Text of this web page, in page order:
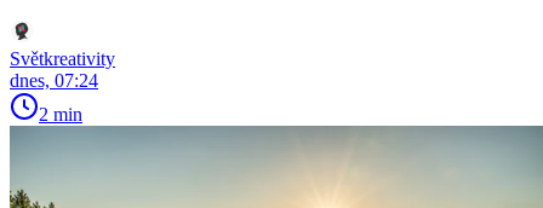
Světkreativity
dnes, 07:24
2 min